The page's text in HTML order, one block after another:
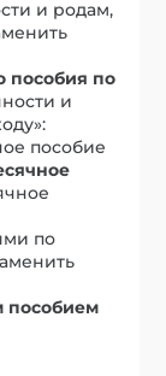
и родам,
пособия по
и
пособие
по
пособием